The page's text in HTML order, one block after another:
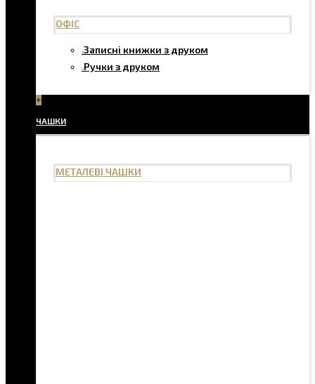
ОФІС
Записні книжки з друком
Ручки з друком
+
ЧАШКИ
МЕТАЛЕВІ ЧАШКИ